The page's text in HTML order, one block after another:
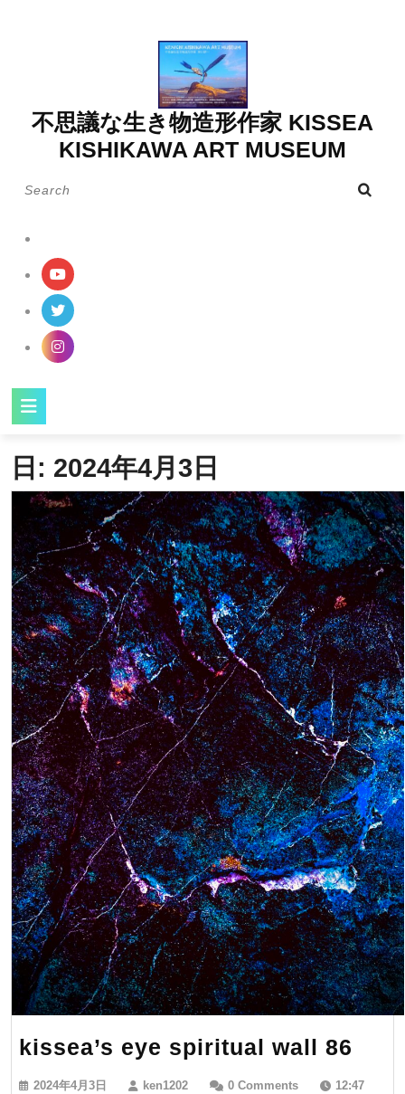
不思議な生き物造形作家 KISSEA
KISHIKAWA ART MUSEUM
日: 2024年4月3日
kissea’s eye spiritual wall 86
2024年4月3日 2024
ken1202ken12020 Comments
12:47